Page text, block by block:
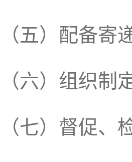
（五）配备
（六）组织
（七）督促